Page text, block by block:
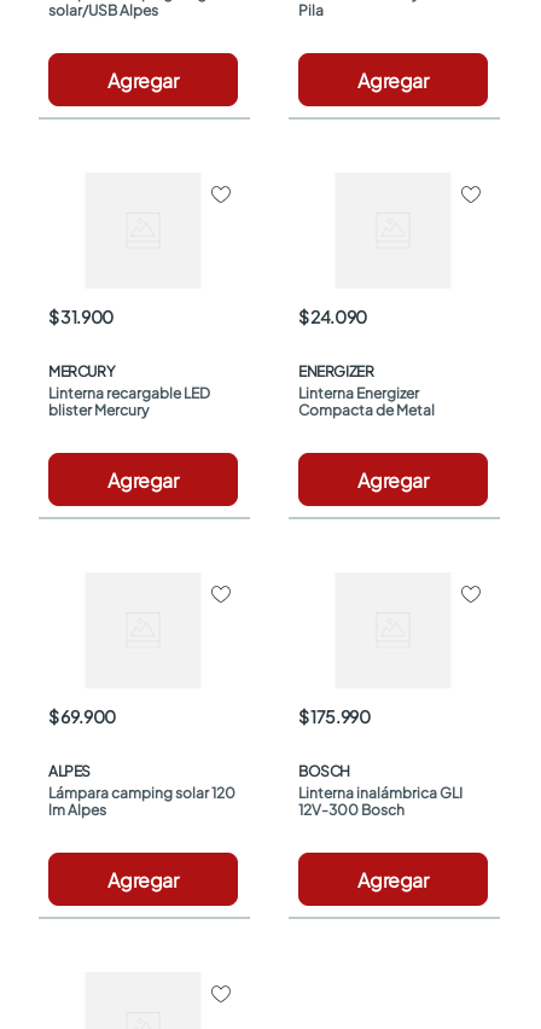
solar/USB Alpes
Agregar
Pila
Agregar
$ 31.900
MERCURY
Linterna recargable LED
blister Mercury
Agregar
$ 24.090
ENERGIZER
Linterna Energizer
Compacta de Metal
Agregar
$ 69.900
ALPES
Lámpara camping solar 120
lm Alpes
Agregar
$ 175.990
BOSCH
Linterna inalámbrica GLI
12V-300 Bosch
Agregar